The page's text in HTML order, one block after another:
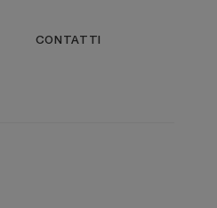
CONTATTI